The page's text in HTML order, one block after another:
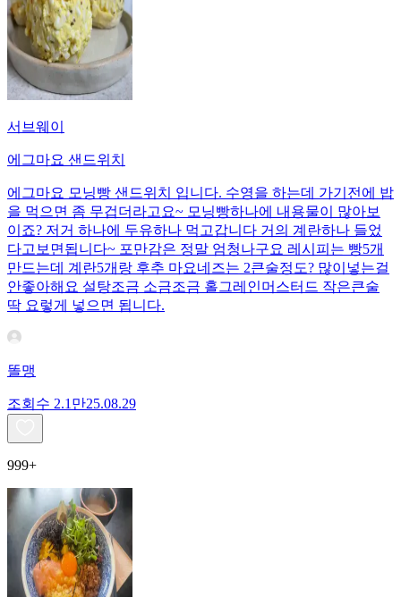
서브웨이
에그마요 샌드위치
에그마요 모닝빵 샌드위치 입니다. 수영을 하는데 가기전에 밥
을 먹으면 좀 무겁더라고요~ 모닝빵하나에 내용물이 많아보
이죠? 저거 하나에 두유하나 먹고갑니다 거의 계란하나 들었
다고보면됩니다~ 포만감은 정말 엄청나구요 레시피는 빵5개
만드는데 계란5개랑 후추 마요네즈는 2큰술정도? 많이넣는걸
안좋아해요 설탕조금 소금조금 홀그레인머스터드 작은큰술
딱 요렇게 넣으면 됩니다.
똘맹
조회수 2.1만25.08.29
999+